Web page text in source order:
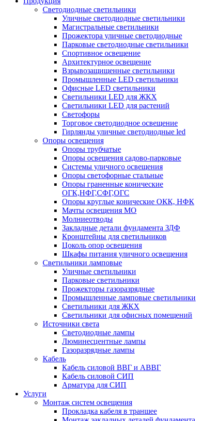
Светодиодные светильники
Уличные светодиодные светильники
Магистральные светильники
Прожектора уличные светодиодные
Парковые светодиодные светильники
Спортивное освещение
Архитектурное освещение
Взрывозащищенные светильники
Промышленные LED светильники
Офисные LED светильники
Cветильники LED для ЖКХ
Светильники LED для растений
Светофоры
Торговое светодиодное освещение
Гирлянды уличные светодиодные led
Опоры освещения
Опоры трубчатые
Опоры освещения садово-парковые
Системы уличного освещения
Опоры светофорные стальные
Опоры граненные конические
ОГК,НФГ,СФГ,ОГС
Опоры круглые конические ОКК, НФК
Мачты освещения МО
Молниеотводы
Закладные детали фундамента ЗДФ
Кронштейны для светильников
Цоколь опор освещения
Шкафы питания уличного освещения
Светильники ламповые
Уличные светильники
Парковые светильники
Прожекторы газоразрядные
Промышленные ламповые светильники
Светильники для ЖКХ
Светильники для офисных помещений
Источники света
Светодиодные лампы
Люминесцентные лампы
Газоразрядные лампы
Кабель
Кабель силовой ВВГ и АВВГ
Кабель силовой СИП
Арматура для СИП
Услуги
Монтаж систем освещения
Прокладка кабеля в траншее